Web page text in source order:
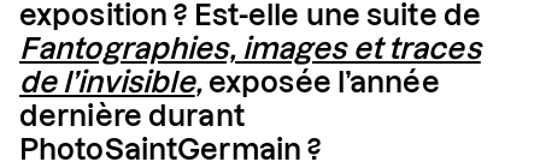
exposition ? Est-elle une suite de
Fantographies, images et traces
de l’invisible, exposée l’année
dernière durant
PhotoSaintGermain ?